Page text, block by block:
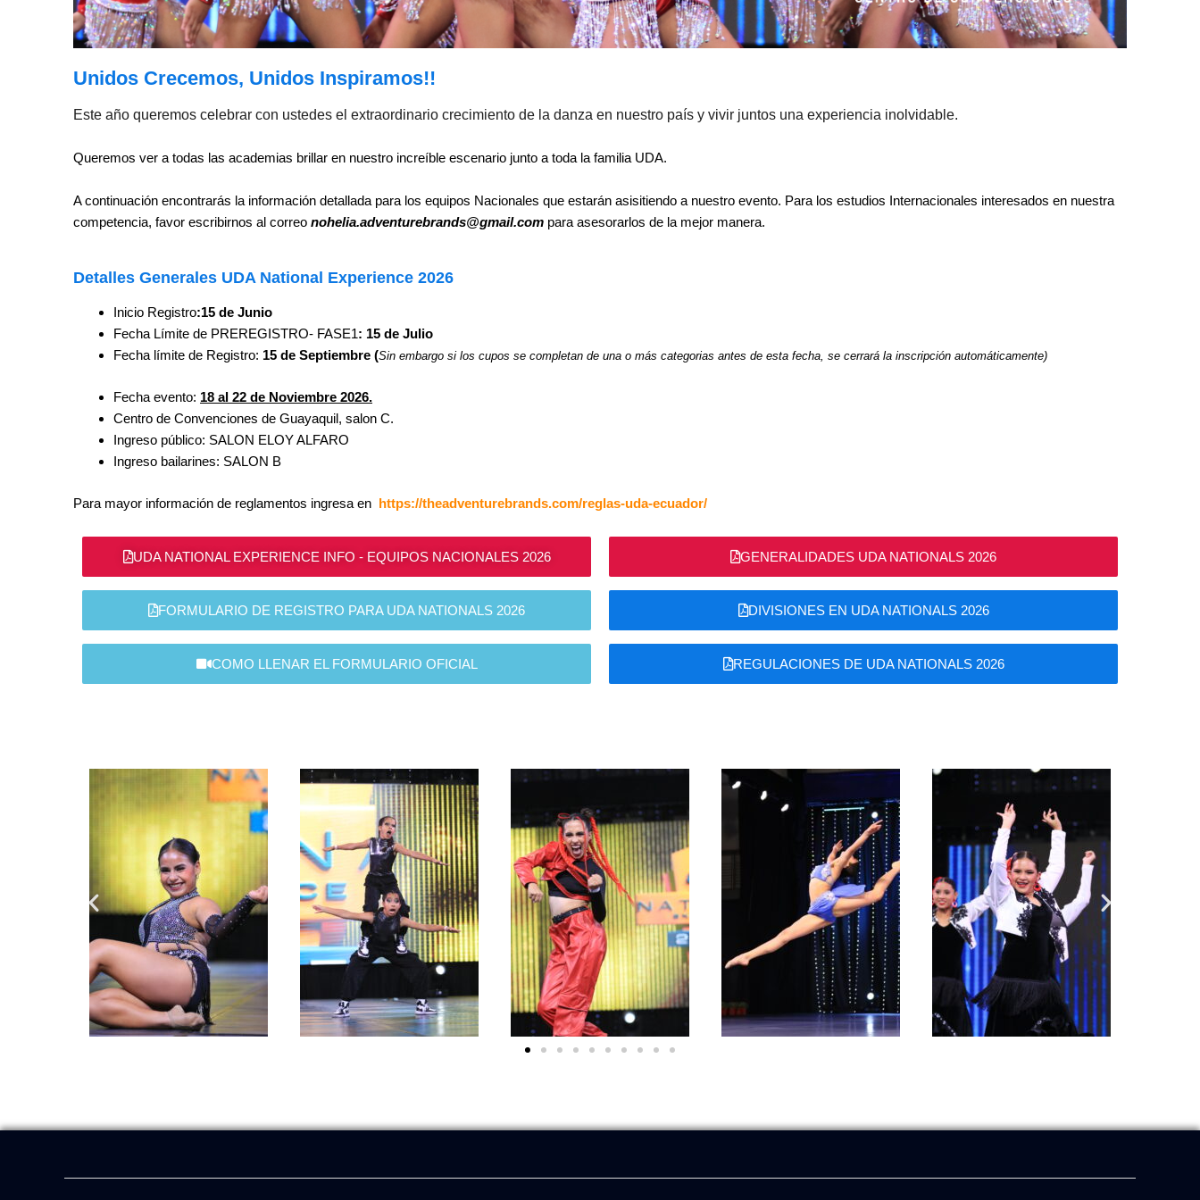
Unidos Crecemos, Unidos Inspiramos!!
Este año queremos celebrar con ustedes el extraordinario crecimiento de la danza en nuestro país y vivir juntos una experiencia inolvidable.
Queremos ver a todas las academias brillar en nuestro increíble escenario junto a toda la familia UDA.
A continuación encontrarás la información detallada para los equipos Nacionales que estarán asisitiendo a nuestro evento. Para los estudios Internacionales interesados en nuestra
competencia, favor escribirnos al correo nohelia.adventurebrands@gmail.com para asesorarlos de la mejor manera.
Detalles Generales UDA National Experience 2026
Inicio Registro:15 de Junio
Fecha Límite de PREREGISTRO- FASE1: 15 de Julio
Fecha límite de Registro: 15 de Septiembre (Sin embargo si los cupos se completan de una o más categorias antes de esta fecha, se cerrará la inscripción automáticamente)
Fecha evento: 18 al 22 de Noviembre 2026.
Centro de Convenciones de Guayaquil, salon C.
Ingreso público: SALON ELOY ALFARO
Ingreso bailarines: SALON B
Para mayor información de reglamentos ingresa en https://theadventurebrands.com/reglas-uda-ecuador/
UDA NATIONAL EXPERIENCE INFO - EQUIPOS NACIONALES 2026
FORMULARIO DE REGISTRO PARA UDA NATIONALS 2026
COMO LLENAR EL FORMULARIO OFICIAL
GENERALIDADES UDA NATIONALS 2026
DIVISIONES EN UDA NATIONALS 2026
REGULACIONES DE UDA NATIONALS 2026